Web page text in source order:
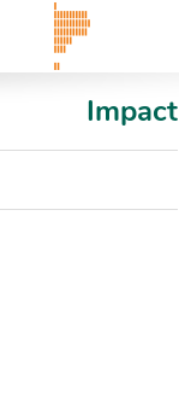
Impact